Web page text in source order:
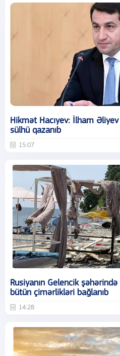
Hikmət Hacıyev: İlham
sülhü qazanıb
15:07
Rusiyanın Gelencik
bütün çimərlikləri bağlanıb
14:28